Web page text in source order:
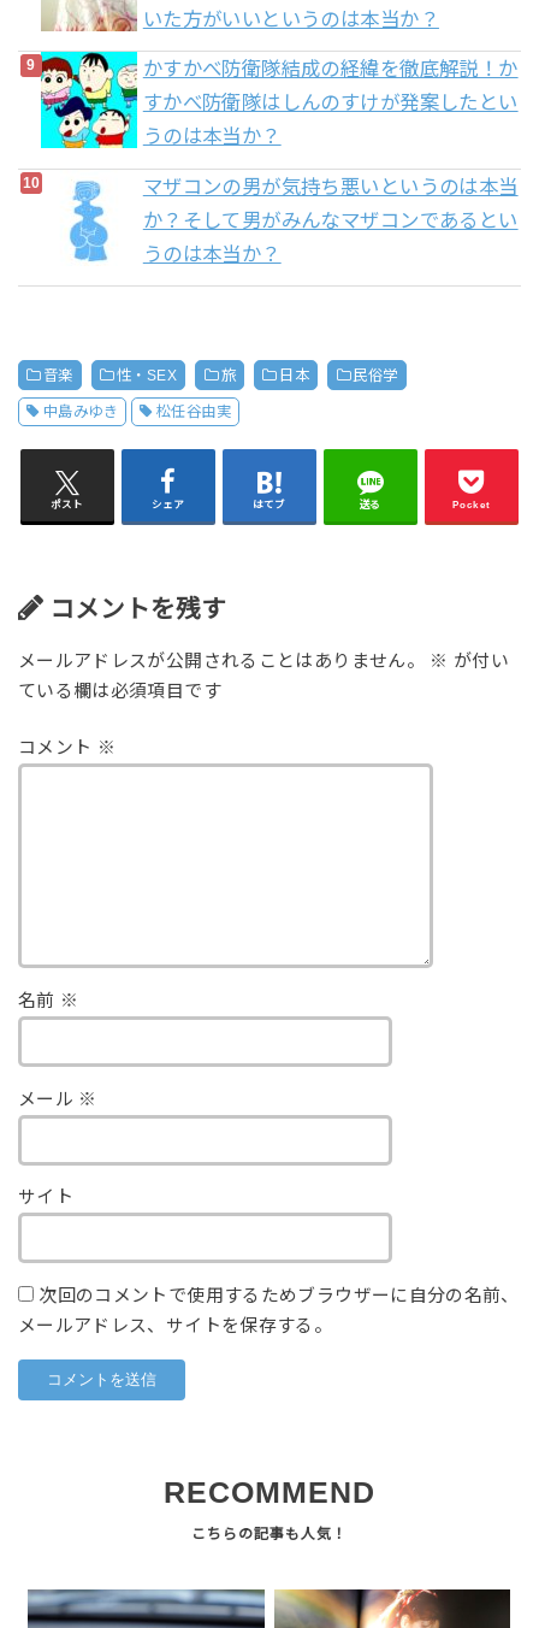
いた方がいいというのは本当か？
かすかべ防衛隊結成の経緯を徹底解説！か
すかべ防衛隊はしんのすけが発案したとい
うのは本当か？
マザコンの男が気持ち悪いというのは本当
か？そして男がみんなマザコンであるとい
うのは本当か？
音楽 性・SEX 旅 日本 民俗学
中島みゆき 松任谷由実
ポスト シェア はてブ 送る Pocket
コメントを残す
メールアドレスが公開されることはありません。 ※ が付い
ている欄は必須項目です
コメント ※
名前 ※
メール ※
サイト
次回のコメントで使用するためブラウザーに自分の名前、
メールアドレス、サイトを保存する。
RECOMMEND